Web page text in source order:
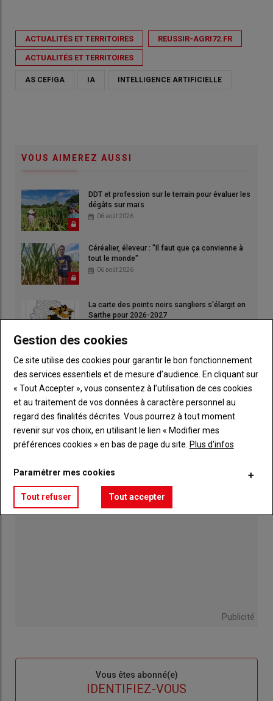
ACTUALITÉS ET TERRITOIRES REUSSIR-AGRI72.FR
ACTUALITÉS ET TERRITOIRES
AS CEFIGA IA INTELLIGENCE ARTIFICIELLE
VOUS AIMEREZ AUSSI
DDT et profession sur le terrain pour évaluer les
dégâts sur maïs
06 août 2026
Céréalier, éleveur : "Il faut que ça convienne à
tout le monde"
06 août 2026
La carte des points noirs sangliers s'élargit en
Sarthe pour 2026-2027
Faible volume en maïs non irrigué
06 août 2026
Sillé-le-Guillaume,
capitale du turf ce samedi
06 août 2026
Publicité
Vous êtes abonné(e)
IDENTIFIEZ-VOUS
Gestion des cookies
Ce site utilise des cookies pour garantir le bon fonctionnement
des services essentiels et de mesure d’audience. En cliquant sur
« Tout Accepter », vous consentez à l’utilisation de ces cookies
et au traitement de vos données à caractère personnel au
regard des finalités décrites. Vous pourrez à tout moment
revenir sur vos choix, en utilisant le lien « Modifier mes
préférences cookies » en bas de page du site. Plus d'infos
Paramétrer mes cookies
Tout refuser Tout accepter